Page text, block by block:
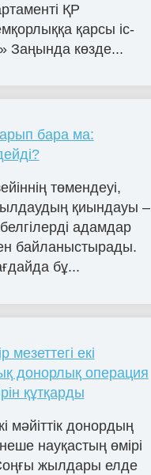
ҚР
қарсы іс-
Заңында көзде...
бара ма:
төмендеуі,
қиындауы –
адамдар
байланыстырады.
бұ...
мезеттегі екі
донорлық операция
құтқарды
мәйіттік донордың
науқастың өмірі
жылдары елде